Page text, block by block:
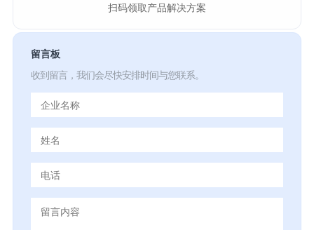
扫码领取产品解决方案
留言板
收到留言，我们会尽快安排时间与您联系。